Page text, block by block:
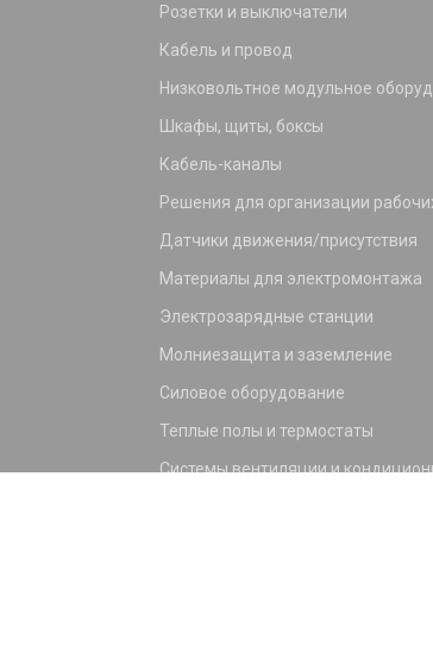
Розетки и выключатели
Кабель и провод
Низковольтное модульное
Шкафы, щиты, боксы
Кабель-каналы
Решения для организации
Датчики движения/присутствия
Материалы для электромонтажа
Электрозарядные станции
Молниезащита и заземление
Силовое оборудование
Теплые полы и термостаты
Системы вентиляции и